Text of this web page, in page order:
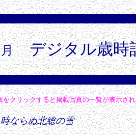
デジタル歳時
をクリックすると掲載写真の一覧が表示さ
時ならぬ北総の雪